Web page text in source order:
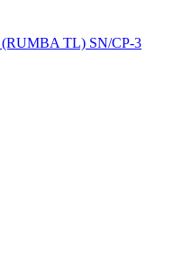
(RUMBA TL) SN/CP-3